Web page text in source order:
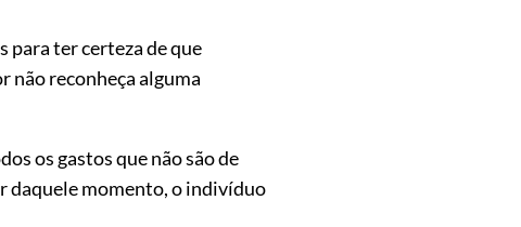
para ter certeza de que
não reconheça alguma
os gastos que não são de
daquele momento, o indivíduo